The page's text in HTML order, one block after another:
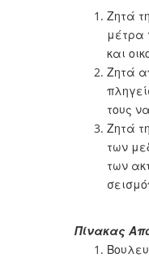
Ζητά
μέτρα
και
Ζητά
τους
Ζητά
των
των
Πίνακας